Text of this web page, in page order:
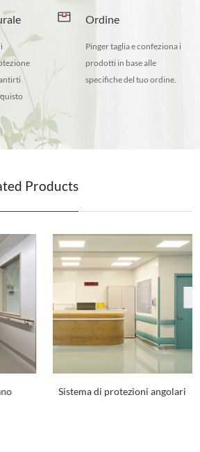
Ordine
Pinger taglia e confeziona i
prodotti in base alle
specifiche del tuo ordine.
Products
Sistema di protezioni angolari